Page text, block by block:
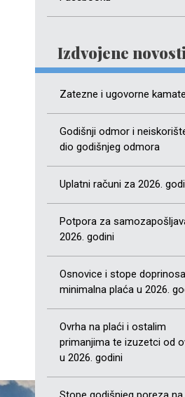
Izdvojene
Zatezne i ugovorne kamate
Godišnji odmor i
dio godišnjeg odmora
Uplatni računi za 2026.
Potpora za
2026. godini
Osnovice i stope
minimalna plaća u 2026.
Ovrha na plaći i ostalim
primanjima te izuzetci od
u 2026. godini